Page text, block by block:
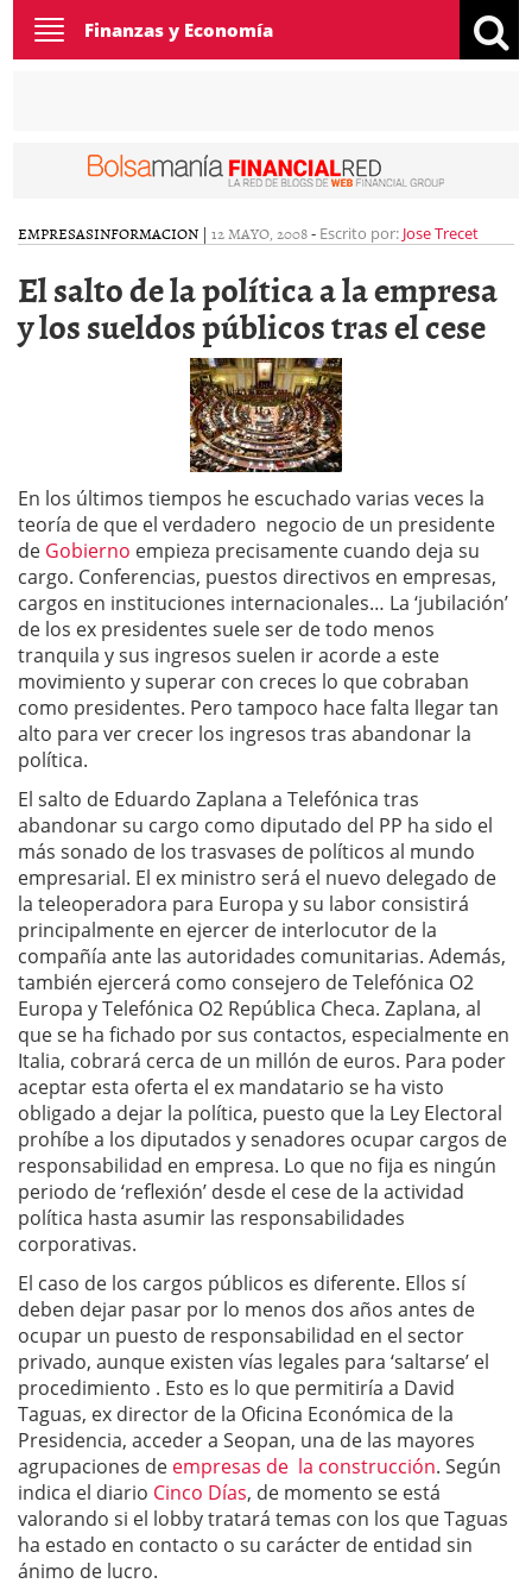
Toggle
navigation
Finanzas y Economía
EMPRESASINFORMACION | 12 MAYO, 2008- Escrito por: Jose Trecet
El salto de la política a la empresa
y los sueldos públicos tras el cese
En los últimos tiempos he escuchado varias veces la
teoría de que el verdadero negocio de un presidente
de Gobierno empieza precisamente cuando deja su
cargo. Conferencias, puestos directivos en empresas,
cargos en instituciones internacionales… La ‘jubilación’
de los ex presidentes suele ser de todo menos
tranquila y sus ingresos suelen ir acorde a este
movimiento y superar con creces lo que cobraban
como presidentes. Pero tampoco hace falta llegar tan
alto para ver crecer los ingresos tras abandonar la
política.
El salto de Eduardo Zaplana a Telefónica tras
abandonar su cargo como diputado del PP ha sido el
más sonado de los trasvases de políticos al mundo
empresarial. El ex ministro será el nuevo delegado de
la teleoperadora para Europa y su labor consistirá
principalmente en ejercer de interlocutor de la
compañía ante las autoridades comunitarias. Además,
también ejercerá como consejero de Telefónica O2
Europa y Telefónica O2 República Checa. Zaplana, al
que se ha fichado por sus contactos, especialmente en
Italia, cobrará cerca de un millón de euros. Para poder
aceptar esta oferta el ex mandatario se ha visto
obligado a dejar la política, puesto que la Ley Electoral
prohíbe a los diputados y senadores ocupar cargos de
responsabilidad en empresa. Lo que no fija es ningún
periodo de ‘reflexión’ desde el cese de la actividad
política hasta asumir las responsabilidades
corporativas.
El caso de los cargos públicos es diferente. Ellos sí
deben dejar pasar por lo menos dos años antes de
ocupar un puesto de responsabilidad en el sector
privado, aunque existen vías legales para ‘saltarse’ el
procedimiento . Esto es lo que permitiría a David
Taguas, ex director de la Oficina Económica de la
Presidencia, acceder a Seopan, una de las mayores
agrupaciones de empresas de la construcción. Según
indica el diario Cinco Días, de momento se está
valorando si el lobby tratará temas con los que Taguas
ha estado en contacto o su carácter de entidad sin
ánimo de lucro.